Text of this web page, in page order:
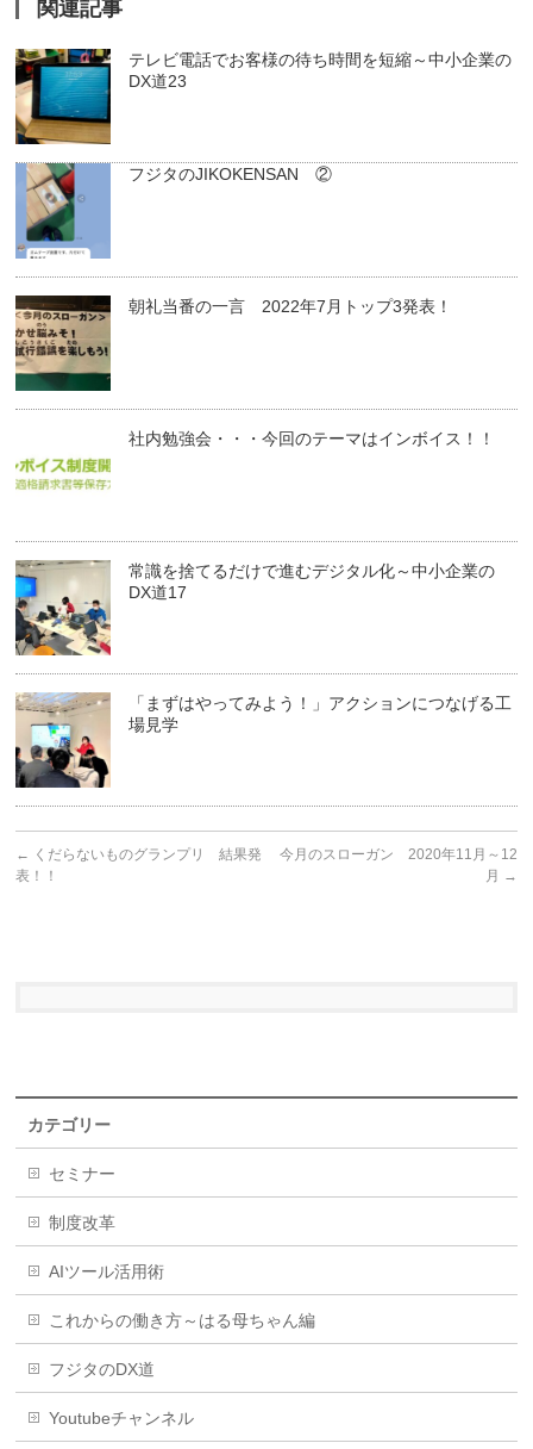
関連記事
テレビ電話でお客様の待ち時間を短縮～中小企業の
DX道23
フジタのJIKOKENSAN ②
朝礼当番の一言 2022年7月トップ3発表！
社内勉強会・・・今回のテーマはインボイス！！
常識を捨てるだけで進むデジタル化～中小企業の
DX道17
「まずはやってみよう！」アクションにつなげる工
場見学
← くだらないものグランプリ 結果発
表！！
今月のスローガン 2020年11月～12
月 →
カテゴリー
セミナー
制度改革
AIツール活用術
これからの働き方～はる母ちゃん編
フジタのDX道
Youtubeチャンネル